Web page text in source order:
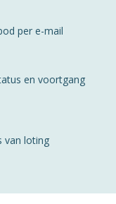
per e-mail
en voortgang
van loting